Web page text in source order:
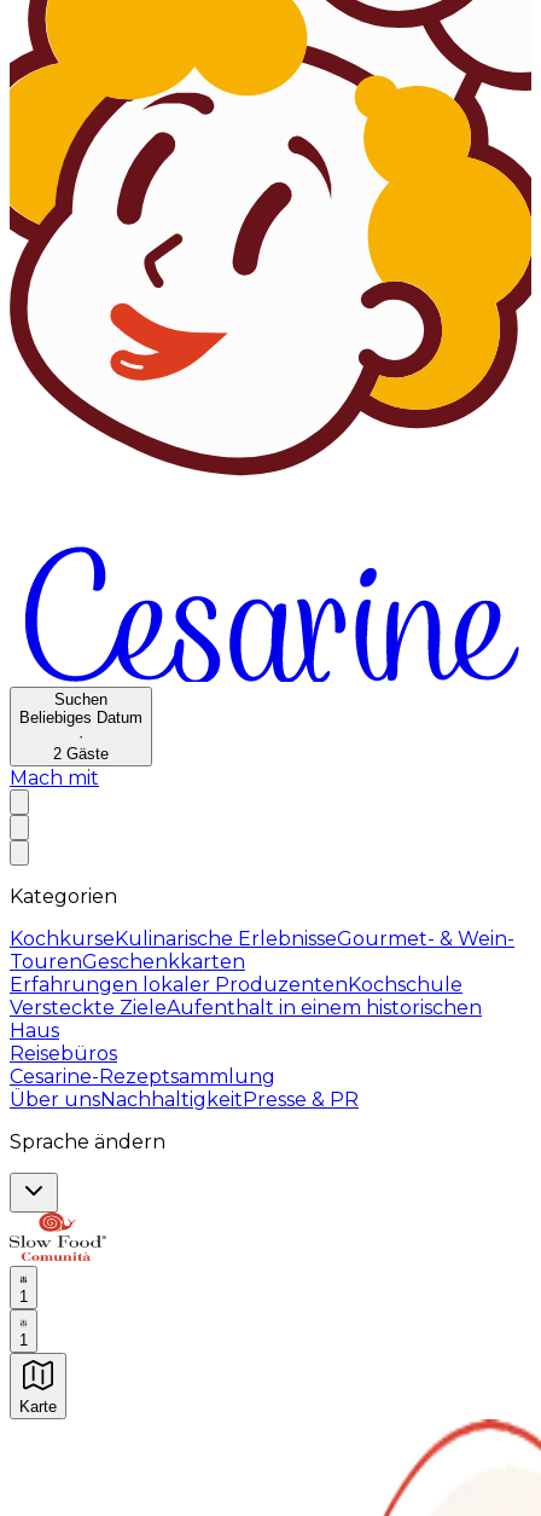
Suchen
Beliebiges Datum
·
2 Gäste
Mach mit
Kategorien
KochkurseKulinarische ErlebnisseGourmet- & Wein-
TourenGeschenkkarten
Erfahrungen lokaler ProduzentenKochschule
Versteckte ZieleAufenthalt in einem historischen
Haus
Reisebüros
Cesarine-Rezeptsammlung
Über unsNachhaltigkeitPresse & PR
Sprache ändern
1
1
Karte
Unvergessliche kulinarische Erlebnisse: